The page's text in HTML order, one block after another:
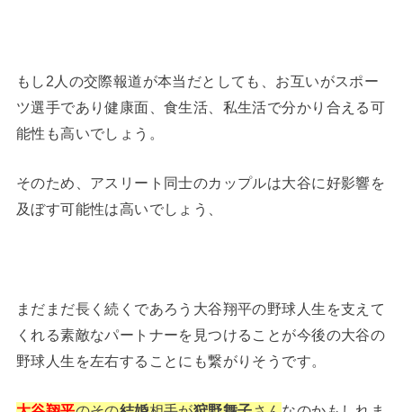
もし2人の交際報道が本当だとしても、お互いがスポー
ツ選手であり健康面、食生活、私生活で分かり合える可
能性も高いでしょう。
そのため、アスリート同士のカップルは大谷に好影響を
及ぼす可能性は高いでしょう、
まだまだ長く続くであろう大谷翔平の野球人生を支えて
くれる素敵なパートナーを見つけることが今後の大谷の
野球人生を左右することにも繋がりそうです。